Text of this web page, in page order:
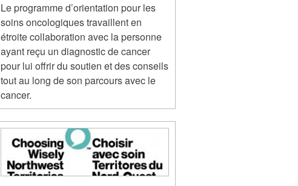
Le programme d’orientation pour les
soins oncologiques travaillent en
étroite collaboration avec la personne
ayant reçu un diagnostic de cancer
pour lui offrir du soutien et des conseils
tout au long de son parcours avec le
cancer.